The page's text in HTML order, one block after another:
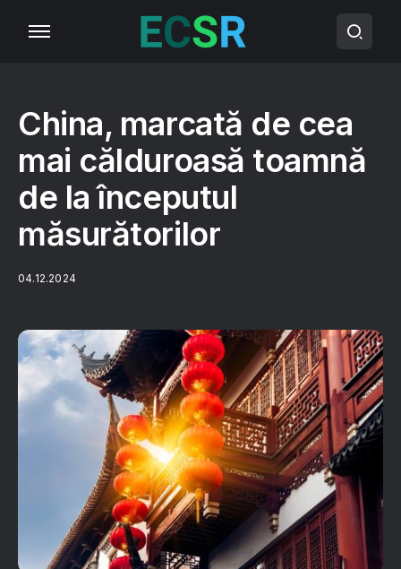
China, marcată de cea
mai călduroasă toamnă
de la începutul
măsurătorilor
04.12.2024